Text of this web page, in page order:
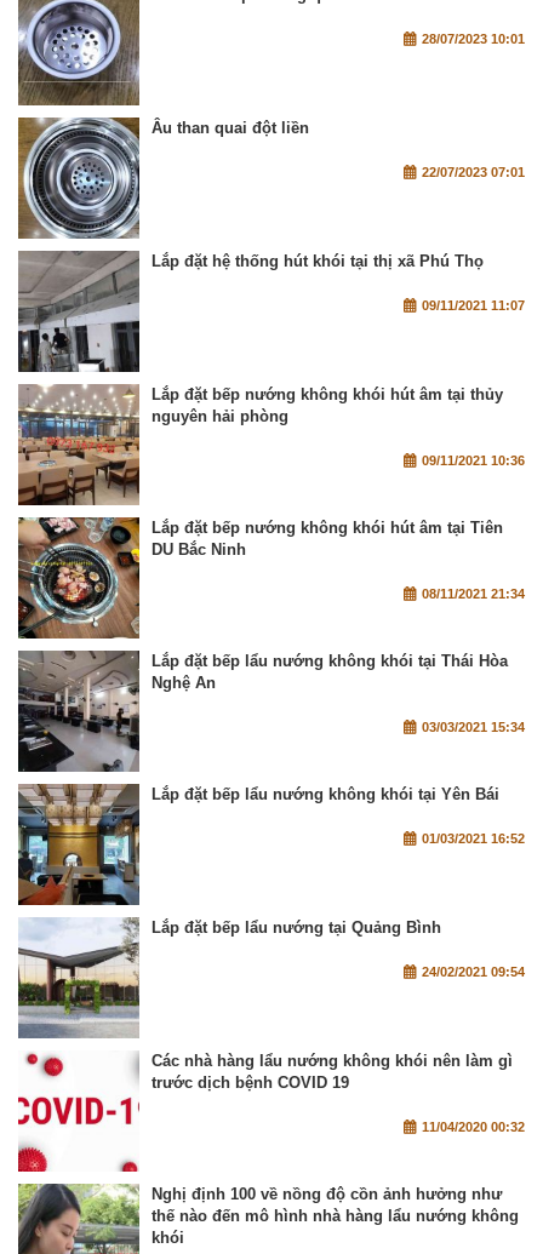
28/07/2023 10:01
Âu than quai đột liền
22/07/2023 07:01
Lắp đặt hệ thống hút khói tại thị xã Phú Thọ
09/11/2021 11:07
Lắp đặt bếp nướng không khói hút âm tại thủy
nguyên hải phòng
09/11/2021 10:36
Lắp đặt bếp nướng không khói hút âm tại Tiên
DU Bắc Ninh
08/11/2021 21:34
Lắp đặt bếp lẩu nướng không khói tại Thái Hòa
Nghệ An
03/03/2021 15:34
Lắp đặt bếp lẩu nướng không khói tại Yên Bái
01/03/2021 16:52
Lắp đặt bếp lẩu nướng tại Quảng Bình
24/02/2021 09:54
Các nhà hàng lẩu nướng không khói nên làm gì
trước dịch bệnh COVID 19
11/04/2020 00:32
Nghị định 100 về nồng độ cồn ảnh hưởng như
thế nào đến mô hình nhà hàng lẩu nướng không
khói